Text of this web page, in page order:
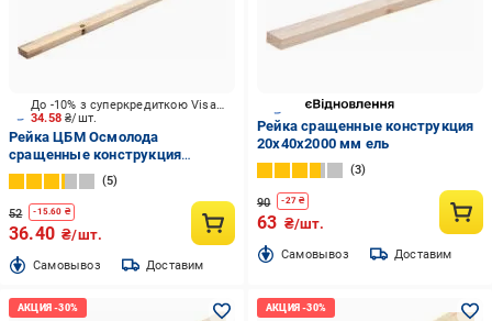
34.58₴/шт.
До -10% з суперкредиткою Visa Вигода
Рейка ЦБМ Осмолода
сращенные конструкция
15х30х2000 мм ель
5
52 -15.60 ₴
36.40 ₴/шт.
Cамовывоз Доставим
Рейка сращенные конструкция
20х40х2000 мм ель
3
90 -27₴
63 ₴/шт.
Cамовывоз Доставим